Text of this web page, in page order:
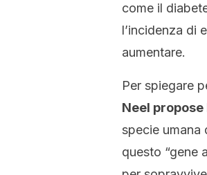
come il
l’incidenza di
aumentare.
Per spiegare
Neel propose
specie umana
questo “gene